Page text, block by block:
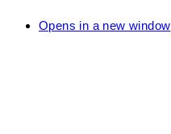
Opens in a new window